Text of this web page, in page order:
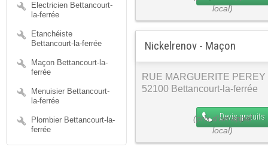
Electricien Bettancourt-
la-ferrée
Etanchéiste
Bettancourt-la-ferrée
Maçon Bettancourt-la-
ferrée
Menuisier Bettancourt-
la-ferrée
Plombier Bettancourt-la-
ferrée
Nickelrenov - Maçon
RUE MARGUERITE PEREY
52100 Bettancourt-la-ferrée
Devis gratuits